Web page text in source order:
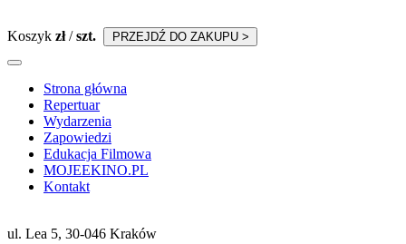
Koszyk zł/szt. PRZEJDŹ DO ZAKUPU >
Strona główna
Repertuar
Wydarzenia
Zapowiedzi
Edukacja Filmowa
MOJEEKINO.PL
Kontakt
ul. Lea 5, 30-046 Kraków